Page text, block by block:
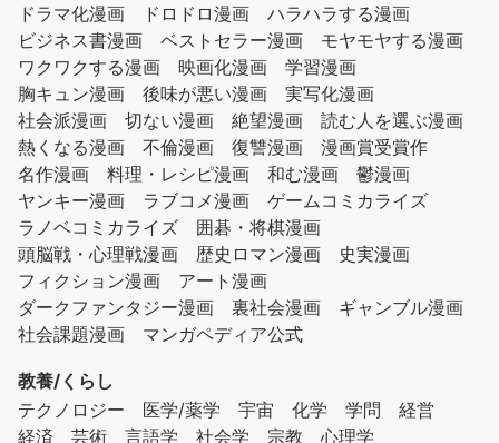
ドラマ化漫画
ドロドロ漫画
ハラハラする漫画
ビジネス書漫画
ベストセラー漫画
モヤモヤする漫画
ワクワクする漫画
映画化漫画
学習漫画
胸キュン漫画
後味が悪い漫画
実写化漫画
社会派漫画
切ない漫画 絶望漫画
読む人を選ぶ漫画
熱くなる漫画
不倫漫画 復讐漫画
漫画賞受賞作
名作漫画
料理・レシピ漫画 和む漫画
鬱漫画
ヤンキー漫画
ラブコメ漫画
ゲームコミカライズ
ラノベコミカライズ
囲碁・将棋漫画
頭脳戦・心理戦漫画
歴史ロマン漫画
史実漫画
フィクション漫画
アート漫画
ダークファンタジー漫画
裏社会漫画
ギャンブル漫画
社会課題漫画
マンガペディア公式
教養/くらし
テクノロジー
医学/薬学 宇宙 化学 学問
経営
経済
芸術 言語学 社会学 宗教
心理学